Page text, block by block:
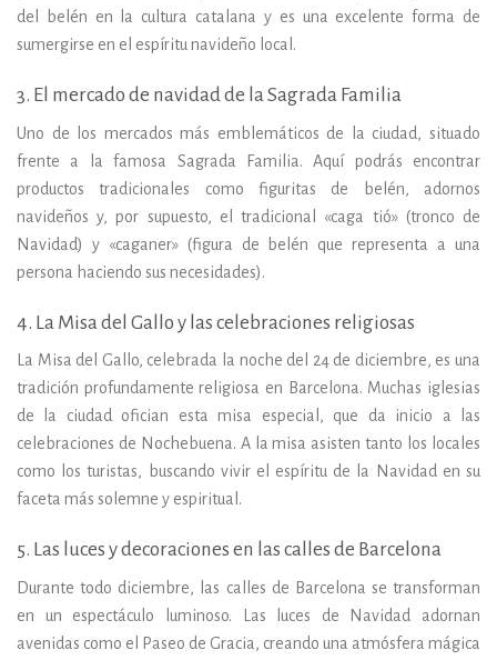
del belén en la cultura catalana y es una excelente forma de
sumergirse en el espíritu navideño local.
3. El mercado de navidad de la Sagrada Familia
Uno de los mercados más emblemáticos de la ciudad, situado
frente a la famosa Sagrada Familia. Aquí podrás encontrar
productos tradicionales como figuritas de belén, adornos
navideños y, por supuesto, el tradicional «caga tió» (tronco de
Navidad) y «caganer» (figura de belén que representa a una
persona haciendo sus necesidades).
4. La Misa del Gallo y las celebraciones religiosas
La Misa del Gallo, celebrada la noche del 24 de diciembre, es una
tradición profundamente religiosa en Barcelona. Muchas iglesias
de la ciudad ofician esta misa especial, que da inicio a las
celebraciones de Nochebuena. A la misa asisten tanto los locales
como los turistas, buscando vivir el espíritu de la Navidad en su
faceta más solemne y espiritual.
5. Las luces y decoraciones en las calles de Barcelona
Durante todo diciembre, las calles de Barcelona se transforman
en un espectáculo luminoso. Las luces de Navidad adornan
avenidas como el Paseo de Gracia, creando una atmósfera mágica